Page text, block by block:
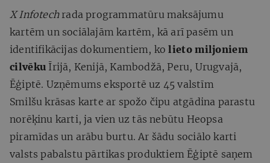
X Infotech rada programmatūru maksājumu
kartēm un sociālajām kartēm, kā arī pasēm un
identifikācijas dokumentiem, kolieto miljoniem
cilvēku Īrijā, Kenijā, Kambodžā, Peru, Urugvajā,
Ēģiptē. Uzņēmums eksportē uz 45 valstīm
Smilšu krāsas karte ar spožo čipu atgādina parastu
norēķinu karti, ja vien uz tās nebūtu Heopsa
piramīdas un arābu burtu. Ar šādu sociālo karti
valsts pabalstu pārtikas produktiem Ēģiptē saņem